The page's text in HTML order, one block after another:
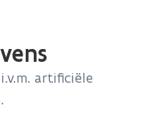
artificiële